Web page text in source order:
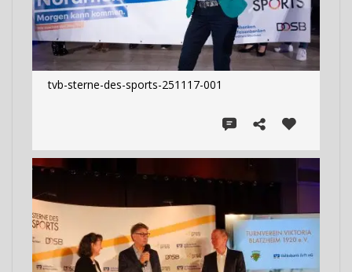
tvb-sterne-des-sports-251117-001